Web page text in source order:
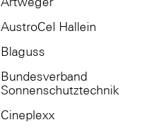
AustroCel Hallein
Blaguss
Bundesverband
Sonnenschutztechnik
Cineplexx